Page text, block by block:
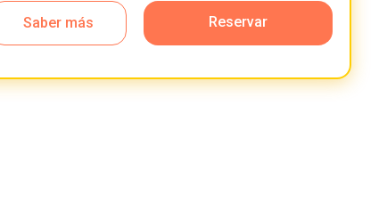
Saber más
Reservar